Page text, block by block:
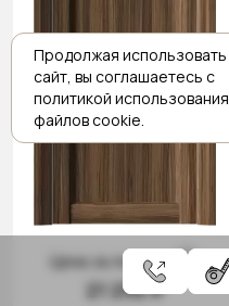
Цена за полотно
21 292 ₽
Продолжая использовать
сайт, вы соглашаетесь с
политикой использования
файлов cookie.